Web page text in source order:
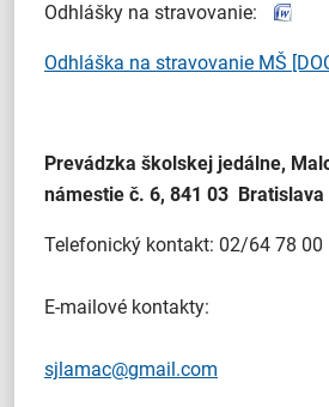
Odhlášky na stravovanie:
Odhláška na stravovanie MŠ
Prevádzka školskej jedálne,
námestie č. 6, 841 03 Bratislava
Telefonický kontakt: 02/64 78
E-mailové kontakty:
sjlamac@gmail.com